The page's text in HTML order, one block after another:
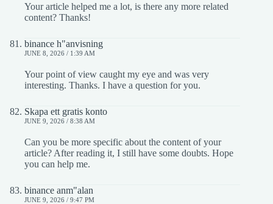
Your article helped me a lot, is there any more related
content? Thanks!
binance h"anvisning
JUNE 8, 2026 / 1:39 AM
Your point of view caught my eye and was very
interesting. Thanks. I have a question for you.
Skapa ett gratis konto
JUNE 9, 2026 / 8:38 AM
Can you be more specific about the content of your
article? After reading it, I still have some doubts. Hope
you can help me.
binance anm"alan
JUNE 9, 2026 / 9:47 PM